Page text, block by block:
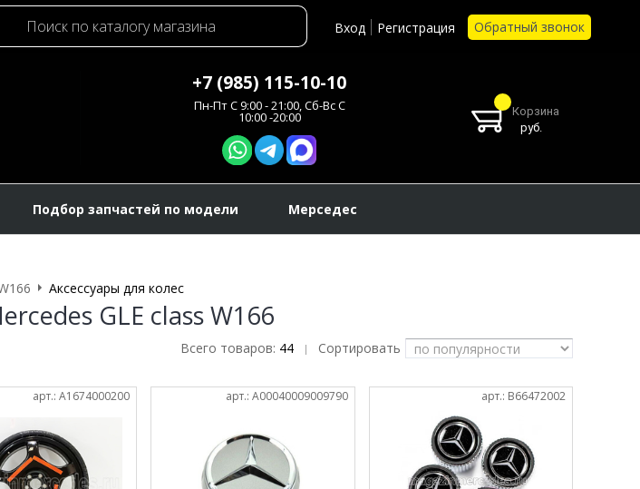
Вход Регистрация Обратный звонок
+7 (985) 115-10-10
Пн-Пт C 9:00 - 21:00, Сб-Вс С
10:00 -20:00
Корзина
руб.
Подбор запчастей по модели Мерседес
Аксессуары для колес
GLE class W166
Всего товаров: 44 | Сортировать
арт.: A1674000200 арт.: A00040009009790 арт.: B66472002